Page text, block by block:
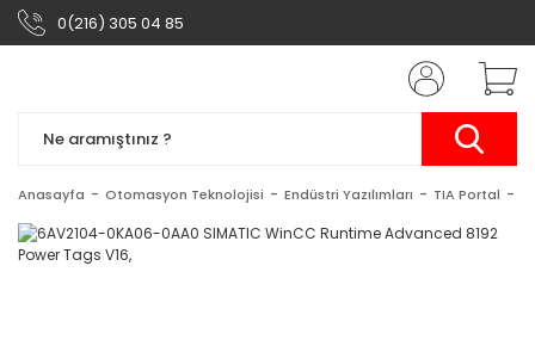
0(216) 305 04 85
Anasayfa Otomasyon Teknolojisi Endüstri Yazılımları TIA Portal